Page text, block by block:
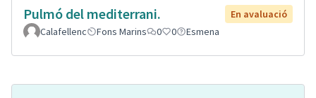
Pulmó del mediterrani.
En avaluació
Calafellenc
Fons Marins 0 0 Esmena